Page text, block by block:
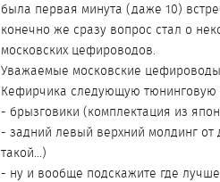
была первая минута (даже 10)
конечно же сразу вопрос стал о
московских цефироводов.
Уважаемые московские
Кефирчика следующую тюнинговую
- брызговики (комплектация из
- задний левый верхний молдинг
такой...)
- ну и вообще подскажите где